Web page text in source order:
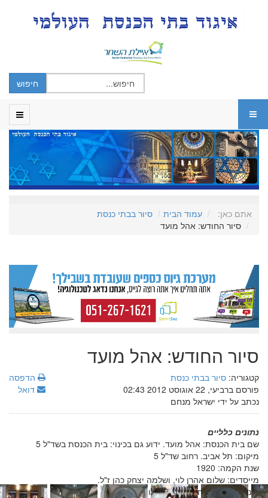
אתם כאן: עמוד הבית
סיור בבתי כנסת
סיור החודש: אהל מועד
סיור החודש: אהל מועד
הדפסה
דואל
קטגוריה: סיור בבתי כנסת
פורסם ברביעי, 22 אוגוסט 2012 02:43
נכתב על ידי ישראל מנחם
נתונים כלליים
שם בית הכנסת: אהל מועד. ידוע גם בכינוי: בית הכנסת בשד"ל 5
מיקום: תל אביב. רחוב שד"ל 5
שנת הקמה: 1920
מייסדים: שלום אהרן לוי, ושלמה יצחק כהן ז"ל.
פונקציות: אולם חתונות יוקרתי ו'נחשב'